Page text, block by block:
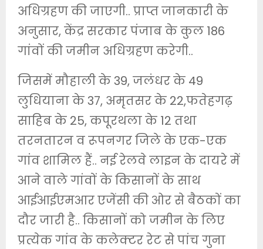
अधिग्रहण की जाएगी.. प्राप्त जानकारी के
अनुसार, केंद्र सरकार पंजाब के कुल 186
गांवों की जमीन अधिग्रहण करेगी..
जिसमें मौहाली के 39, जलंधर के 49
लुधियाना के 37, अमृतसर के 22,फतेहगढ़
साहिब के 25, कपूरथला के 12 तथा
तरनतारन व रूपनगर जिले के एक-एक
गांव शामिल हैं.. नई रेलवे लाइन के दायरे में
आने वाले गांवों के किसानों के साथ
आईआईएमआर एजेंसी की ओर से बैठकों का
दौर जारी है.. किसानों को जमीन के लिए
प्रत्येक गांव के कलेक्टर रेट से पांच गुना